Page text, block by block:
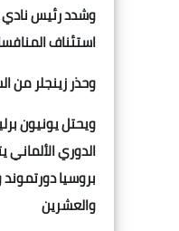
وشدد رئيس نادي
استئناف
وحذر زينجلر من
والعشرين